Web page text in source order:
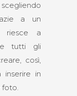
a un
riesce a
tutti gli
così,
in
foto.